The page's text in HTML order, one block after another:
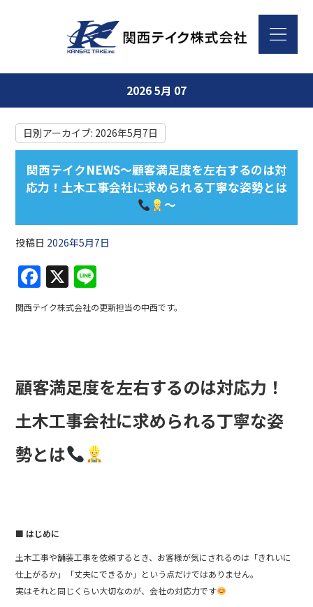
2026 5月 07
日別アーカイブ: 2026年5月7日
関西テイクNEWS～顧客満足度を左右するのは対
応力！土木工事会社に求められる丁寧な姿勢とは
～
投稿日 2026年5月7日
F
a
c
o
o
k
X
n
e
関西テイク株式会社の更新担当の中西です。
顧客満足度を左右するのは対応力！
土木工事会社に求められる丁寧な姿
勢とは
■ はじめに
土木工事や舗装工事を依頼するとき、お客様が気にされるのは「きれいに
仕上がるか」「丈夫にできるか」という点だけではありません。
実はそれと同じくらい大切なのが、会社の対応力です